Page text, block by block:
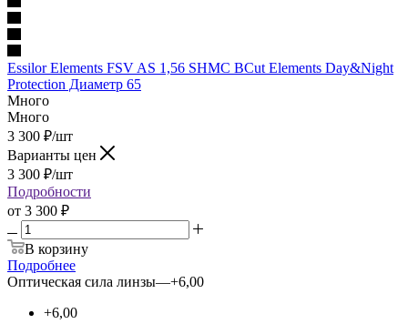
Essilor Elements FSV AS 1,56 SHMC BCut Elements Day&Night
Protection Диаметр 65
Много
Много
3 300 ₽/шт
Варианты цен
3 300 ₽/шт
Подробности
от 3 300 ₽
В корзину
Подробнее
Оптическая сила линзы—+6,00
+6,00